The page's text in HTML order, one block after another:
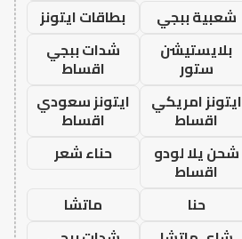
شعبية ببجي
بطاقات ايتونز
بلايستيشن
ستور
شدات ببجي
اقساط
ايتونز امريكي
اقساط
ايتونز سعودي
اقساط
شحن يلا لودو
اقساط
حناء شعر
حنا
ماتشا